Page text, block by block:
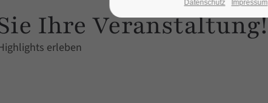
Ihre Veranstaltung!
erleben
Datenschutz Impressum